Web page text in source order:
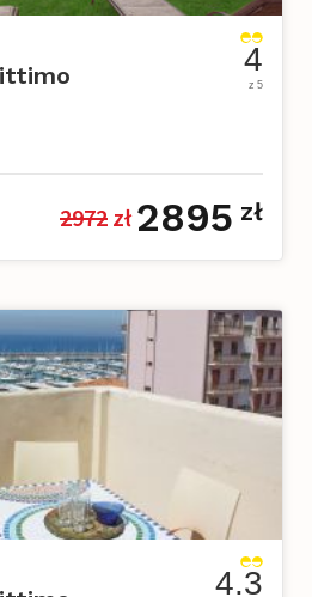
4
z 5
2972 zł 2895 zł
4.3